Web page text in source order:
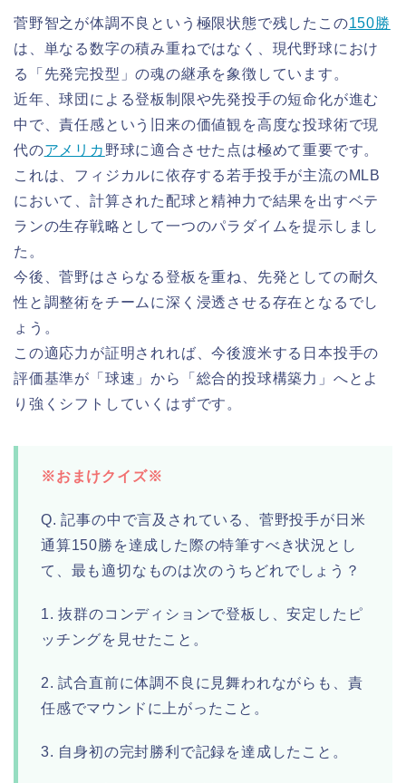
菅野智之が体調不良という極限状態で残したこの150勝
は、単なる数字の積み重ねではなく、現代野球におけ
る「先発完投型」の魂の継承を象徴しています。
近年、球団による登板制限や先発投手の短命化が進む
中で、責任感という旧来の価値観を高度な投球術で現
代のアメリカ 野球に適合させた点は極めて重要です。
これは、フィジカルに依存する若手投手が主流のMLB
において、計算された配球と精神力で結果を出すベテ
ランの生存戦略として一つのパラダイムを提示しまし
た。
今後、菅野はさらなる登板を重ね、先発としての耐久
性と調整術をチームに深く浸透させる存在となるでし
ょう。
この適応力が証明されれば、今後渡米する日本投手の
評価基準が「球速」から「総合的投球構築力」へとよ
り強くシフトしていくはずです。
※おまけクイズ※
Q. 記事の中で言及されている、菅野投手が日米
通算150勝を達成した際の特筆すべき状況とし
て、最も適切なものは次のうちどれでしょう？
1. 抜群のコンディションで登板し、安定したピ
ッチングを見せたこと。
2. 試合直前に体調不良に見舞われながらも、責
任感でマウンドに上がったこと。
3. 自身初の完封勝利で記録を達成したこと。